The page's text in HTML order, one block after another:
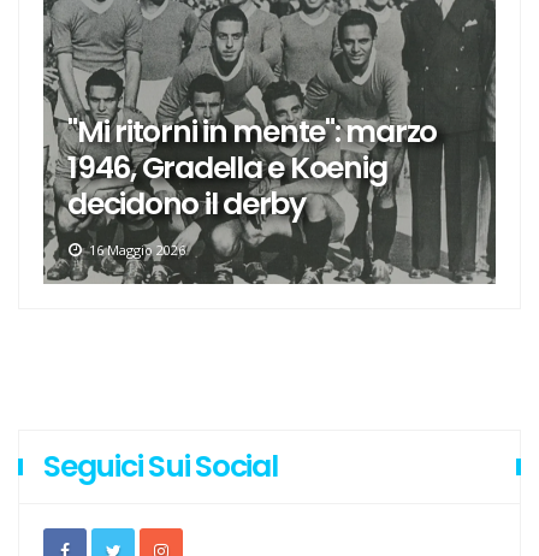
"Mi ritorni in mente": marzo
1946, Gradella e Koenig
decidono il derby
16 Maggio 2026
Seguici Sui Social